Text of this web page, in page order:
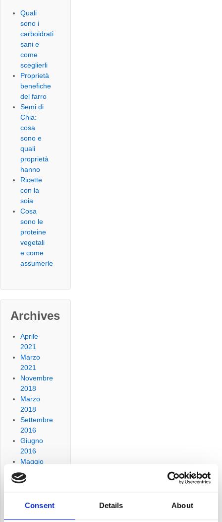
Consent Details About
Quali
sono i
carboidrati
sani e
come
sceglierli
Proprietà
benefiche
del farro
Semi di
Chia:
cosa
sono e
quali
proprietà
hanno
Ricette
con la
soia
Cosa
sono le
proteine
vegetali
e come
assumerle
Archives
Aprile
2021
Marzo
2021
Novembre
2018
Marzo
2018
Settembre
2016
Giugno
2016
Maggio
2015
Novembre
2014
Ottobre